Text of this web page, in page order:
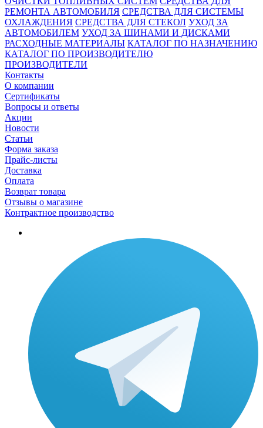
РЕМОНТА АВТОМОБИЛЯ СРЕДСТВА ДЛЯ СИСТЕМЫ
ОХЛАЖДЕНИЯ СРЕДСТВА ДЛЯ СТЕКОЛ УХОД ЗА
АВТОМОБИЛЕМ УХОД ЗА ШИНАМИ И ДИСКАМИ
РАСХОДНЫЕ МАТЕРИАЛЫ КАТАЛОГ ПО НАЗНАЧЕНИЮ
КАТАЛОГ ПО ПРОИЗВОДИТЕЛЮ
ПРОИЗВОДИТЕЛИ
Контакты
О компании
Сертификаты
Вопросы и ответы
Акции
Новости
Статьи
Форма заказа
Прайс-листы
Доставка
Оплата
Возврат товара
Отзывы о магазине
Контрактное производство